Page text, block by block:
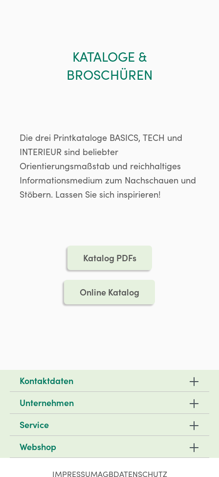
KATALOGE &
BROSCHÜREN
Die drei Printkataloge BASICS, TECH und
INTERIEUR sind beliebter
Orientierungsmaßstab und reichhaltiges
Informationsmedium zum Nachschauen und
Stöbern. Lassen Sie sich inspirieren!
Katalog PDFs
Online Katalog
Kontaktdaten
Unternehmen
Service
Webshop
IMPRESSUMAGBDATENSCHUTZ